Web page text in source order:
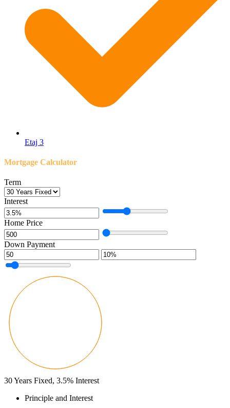
Etaj 3
Mortgage Calculator
Term
Interest
Home Price
Down Payment
30Years Fixed, 3.5% Interest
Principle and Interest